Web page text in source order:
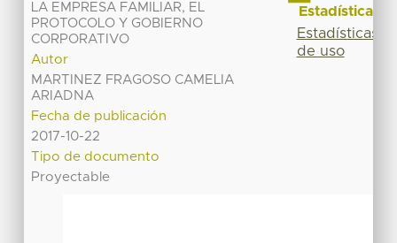
LA EMPRESA FAMILIAR, EL
PROTOCOLO Y GOBIERNO
CORPORATIVO
Autor
MARTINEZ FRAGOSO CAMELIA
ARIADNA
Fecha de publicación
2017-10-22
Tipo de documento
Proyectable
Estadísticas
Estadísticas
de uso